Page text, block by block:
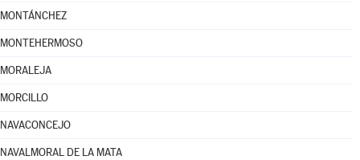
MONTÁNCHEZ
MONTEHERMOSO
MORALEJA
MORCILLO
NAVACONCEJO
NAVALMORAL DE LA MATA